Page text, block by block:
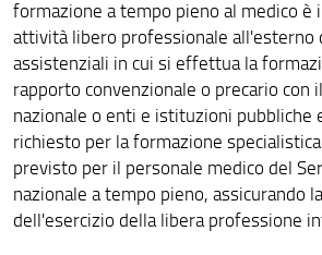
formazione a tempo pieno al medico è
attività libero professionale
assistenziali in cui si effettua la
rapporto convenzionale o precario con
nazionale o enti e istituzioni pubbliche
richiesto per la formazione
previsto per il personale medico del
nazionale a tempo pieno, assicurando
dell'esercizio della libera professione
Periodi fuori rete formativa
Tesi di specializzazione
Congedi per maternità e malattia
Rinuncia agli studi
Normativa